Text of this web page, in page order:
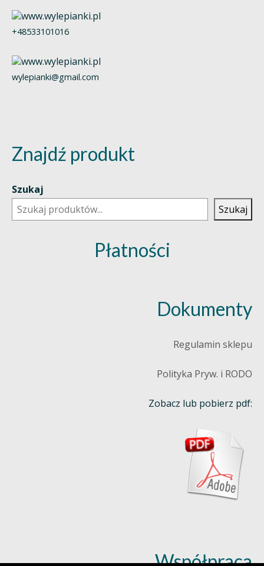
+48533101016
wylepianki@gmail.com
Znajdź produkt
Szukaj
Szukaj
Płatności
Dokumenty
Regulamin sklepu
Polityka Pryw. i RODO
Zobacz lub pobierz pdf:
Współpraca